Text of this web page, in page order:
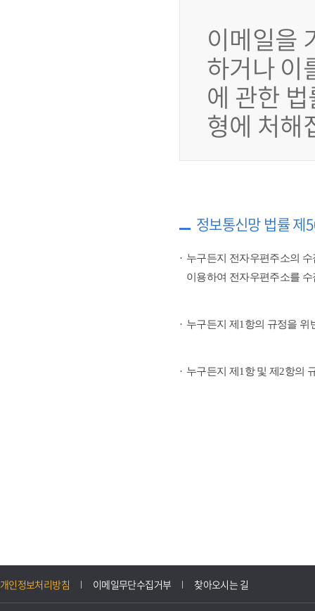
이메일을
하거나 이
에 관한
형에 처해
정보통신망 법률 제
누구든지 전자우편주소의
이용하여 전자우편주소를
누구든지 제1항의 규정을 위
누구든지 제1항 및 제2항의
개인정보처리방침 이메일무단수집거부 찾아오시는 길